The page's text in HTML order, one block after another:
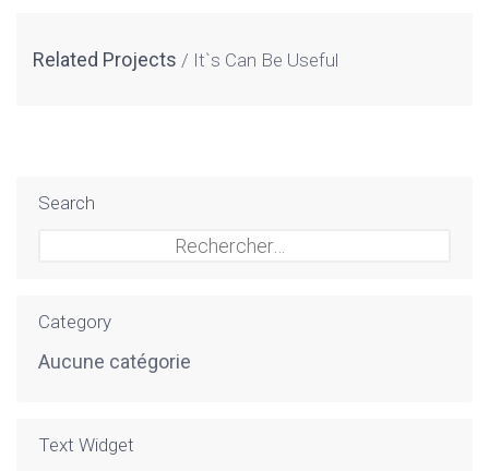
Related Projects It`s Can Be Useful
Search
Category
Aucune catégorie
Text Widget